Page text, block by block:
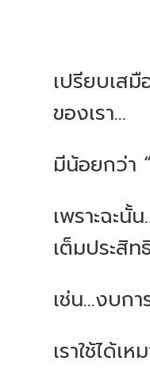
เปรียบเสมื
ของเรา...
มีน้อยกว่า
เพราะฉะนั้
เต็มประสิท
เช่น...งบก
เราใช้ได้เ